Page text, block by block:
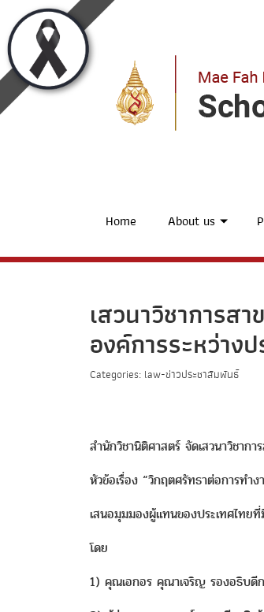
Home About us
เสวนาวิชาการส
องค์การระหว่าง
Categories: law-ข่าวประชาสัมพันธ์
สำนักวิชานิติศาสตร์ จัดเสวนาวิชากา
หัวข้อเรื่อง “วิกฤตศรัทธาต่อการทำง
เสนอมุมมองผู้แทนของประเทศไทย
โดย
1) คุณเอกอร คุณาเจริญ รองอธิบดีก